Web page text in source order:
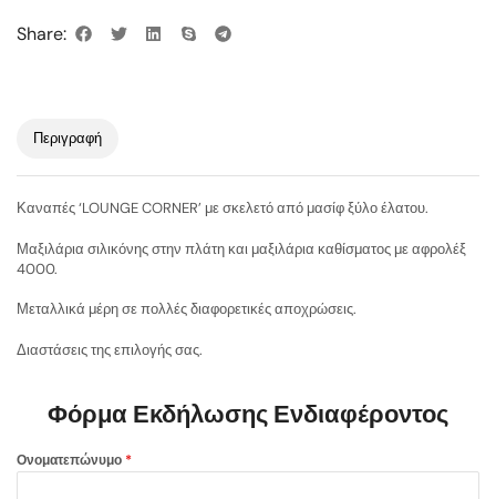
Share:
Περιγραφή
Καναπές ‘LOUNGE CORNER’ με σκελετό από μασίφ ξύλο έλατου.
Μαξιλάρια σιλικόνης στην πλάτη και μαξιλάρια καθίσματος με αφρολέξ
4000.
Μεταλλικά μέρη σε πολλές διαφορετικές αποχρώσεις.
Διαστάσεις της επιλογής σας.
Φόρμα Εκδήλωσης Ενδιαφέροντος
Ονοματεπώνυμο *